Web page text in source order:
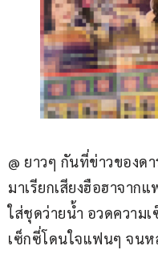
@ ยาวๆ กันที่ข่าวของด
มาเรียกเสียงฮือฮาจาก
ใส่ชุดว่ายน้ำ อวดความ
เซ็กซี่โดนใจแฟนๆ จน